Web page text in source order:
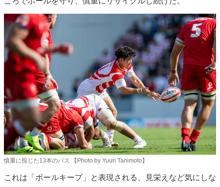
慎重に投じた13本のパス 【Photo by Yuuri Tanimoto】
これは「ボールキープ」と表現される、見栄えなど気にしな